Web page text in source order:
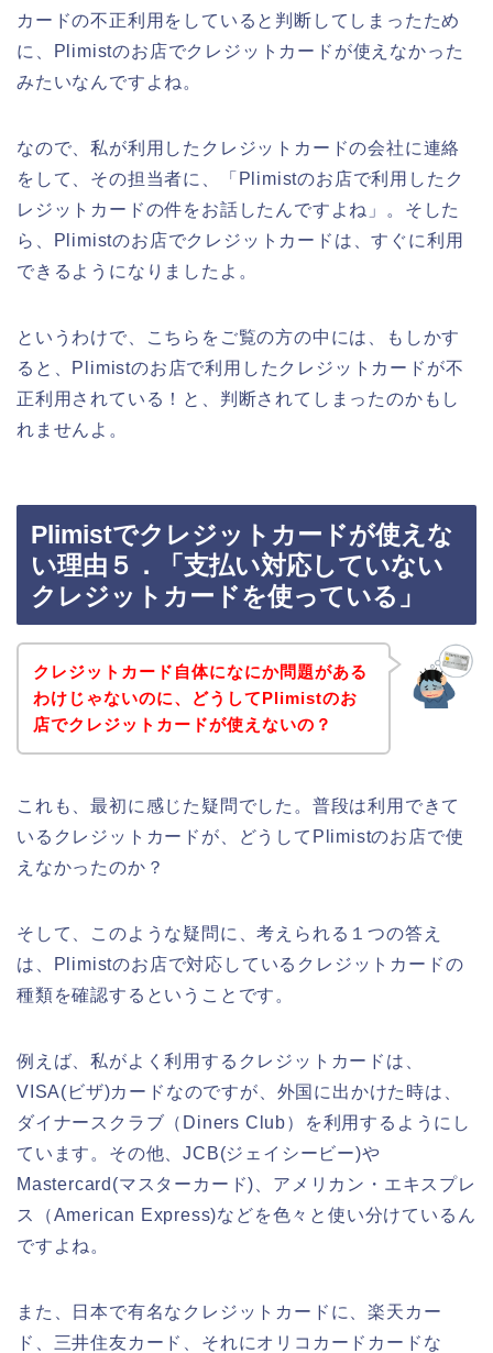
カードの不正利用をしていると判断してしまったため
に、Plimistのお店でクレジットカードが使えなかった
みたいなんですよね。
なので、私が利用したクレジットカードの会社に連絡
をして、その担当者に、「Plimistのお店で利用したク
レジットカードの件をお話したんですよね」。そした
ら、Plimistのお店でクレジットカードは、すぐに利用
できるようになりましたよ。
というわけで、こちらをご覧の方の中には、もしかす
ると、Plimistのお店で利用したクレジットカードが不
正利用されている！と、判断されてしまったのかもし
れませんよ。
Plimistでクレジットカードが使えな
い理由５．「支払い対応していない
クレジットカードを使っている」
クレジットカード自体になにか問題がある
わけじゃないのに、どうしてPlimistのお
店でクレジットカードが使えないの？
これも、最初に感じた疑問でした。普段は利用できて
いるクレジットカードが、どうしてPlimistのお店で使
えなかったのか？
そして、このような疑問に、考えられる１つの答え
は、Plimistのお店で対応しているクレジットカードの
種類を確認するということです。
例えば、私がよく利用するクレジットカードは、
VISA(ビザ)カードなのですが、外国に出かけた時は、
ダイナースクラブ（Diners Club）を利用するようにし
ています。その他、JCB(ジェイシービー)や
Mastercard(マスターカード)、アメリカン・エキスプレ
ス（American Express)などを色々と使い分けているん
ですよね。
また、日本で有名なクレジットカードに、楽天カー
ド、三井住友カード、それにオリコカードカードな